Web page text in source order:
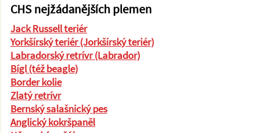
CHS nejžádanějších plemen
Jack Russell teriér
Yorkšírský teriér (Jorkšírský teriér)
Labradorský retrívr (Labrador)
Bígl (též beagle)
Border kolie
Zlatý retrívr
Bernský salašnický pes
Anglický kokršpaněl